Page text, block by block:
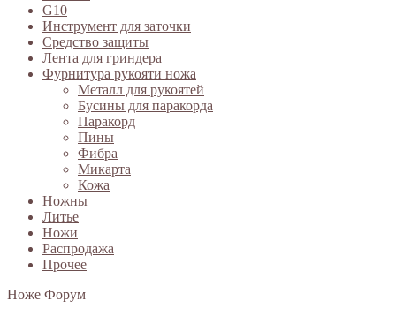
G10
Инструмент для заточки
Средство защиты
Лента для гриндера
Фурнитура рукояти ножа
Металл для рукоятей
Бусины для паракорда
Паракорд
Пины
Фибра
Микарта
Кожа
Ножны
Литье
Ножи
Распродажа
Прочее
Ноже Форум